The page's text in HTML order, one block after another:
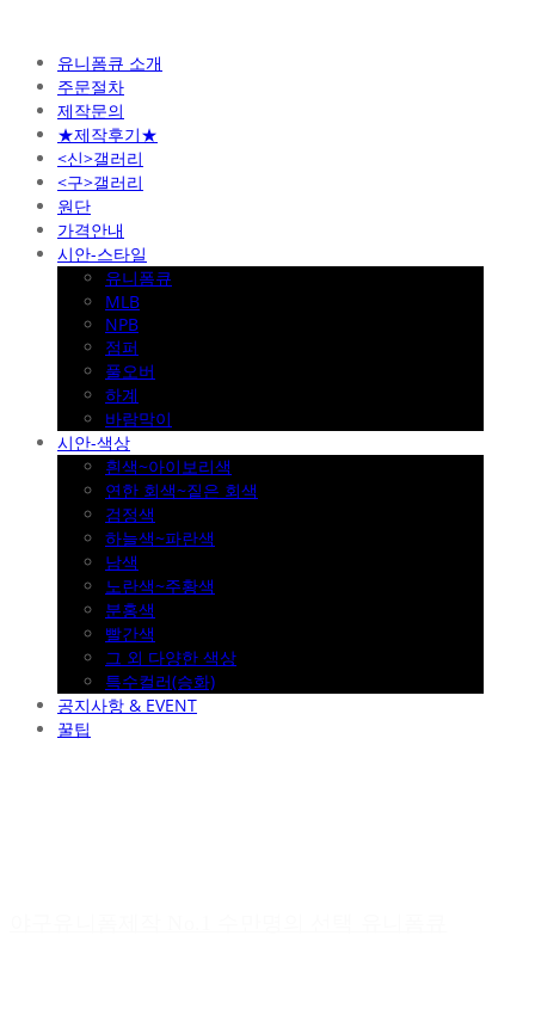
유니폼큐 소개
주문절차
제작문의
★제작후기★
<신>갤러리
<구>갤러리
원단
가격안내
시안-스타일
유니폼큐
MLB
NPB
점퍼
풀오버
하계
바람막이
시안-색상
흰색~아이보리색
연한 회색~짙은 회색
검정색
하늘색~파란색
남색
노란색~주황색
분홍색
빨간색
그 외 다양한 색상
특수컬러(승화)
공지사항 & EVENT
꿀팁